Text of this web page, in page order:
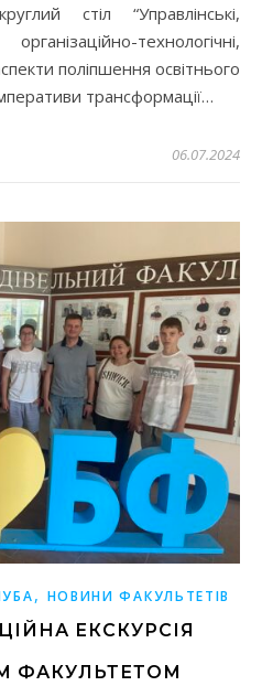
стіл “Управлінські,
технологічні,
поліпшення освітнього
трансформації…
06.07.2024
, НОВИНИ ФАКУЛЬТЕТІВ
ЕКСКУРСІЯ
ФАКУЛЬТЕТОМ